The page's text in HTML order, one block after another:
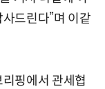
드린다”며 이같
핑에서 관세협